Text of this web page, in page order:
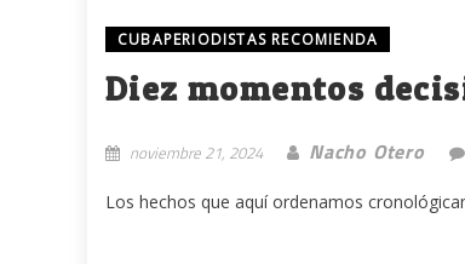
CUBAPERIODISTAS RECOMIENDA
Diez momentos
noviembre 21, 2024 Nacho Otero
Los hechos que aquí ordenamos